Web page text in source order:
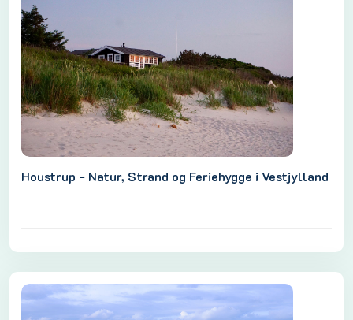
Houstrup - Natur, Strand og Feriehygge i Vestjylland